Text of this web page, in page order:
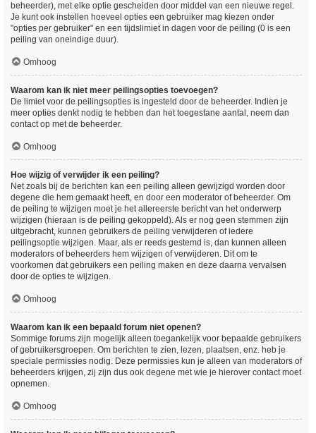
beheerder), met elke optie gescheiden door middel van een nieuwe regel.
Je kunt ook instellen hoeveel opties een gebruiker mag kiezen onder
"opties per gebruiker" en een tijdslimiet in dagen voor de peiling (0 is een
peiling van oneindige duur).
Omhoog
Waarom kan ik niet meer peilingsopties toevoegen?
De limiet voor de peilingsopties is ingesteld door de beheerder. Indien je
meer opties denkt nodig te hebben dan het toegestane aantal, neem dan
contact op met de beheerder.
Omhoog
Hoe wijzig of verwijder ik een peiling?
Net zoals bij de berichten kan een peiling alleen gewijzigd worden door
degene die hem gemaakt heeft, en door een moderator of beheerder. Om
de peiling te wijzigen moet je het allereerste bericht van het onderwerp
wijzigen (hieraan is de peiling gekoppeld). Als er nog geen stemmen zijn
uitgebracht, kunnen gebruikers de peiling verwijderen of iedere
peilingsoptie wijzigen. Maar, als er reeds gestemd is, dan kunnen alleen
moderators of beheerders hem wijzigen of verwijderen. Dit om te
voorkomen dat gebruikers een peiling maken en deze daarna vervalsen
door de opties te wijzigen.
Omhoog
Waarom kan ik een bepaald forum niet openen?
Sommige forums zijn mogelijk alleen toegankelijk voor bepaalde gebruikers
of gebruikersgroepen. Om berichten te zien, lezen, plaatsen, enz. heb je
speciale permissies nodig. Deze permissies kun je alleen van moderators of
beheerders krijgen, zij zijn dus ook degene met wie je hierover contact moet
opnemen.
Omhoog